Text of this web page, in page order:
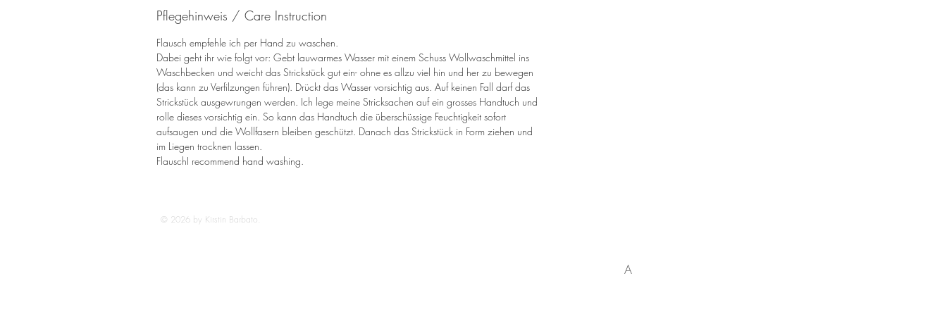
Pflegehinweis / Care Instruction
Flausch empfehle ich per Hand zu waschen.
Dabei geht ihr wie folgt vor: Gebt lauwarmes Wasser mit einem Schuss Wollwaschmittel ins
Waschbecken und weicht das Strickstück gut ein- ohne es allzu viel hin und her zu bewegen
(das kann zu Verfilzungen führen). Drückt das Wasser vorsichtig aus. Auf keinen Fall darf das
Strickstück ausgewrungen werden. Ich lege meine Stricksachen auf ein grosses Handtuch und
rolle dieses vorsichtig ein. So kann das Handtuch die überschüssige Feuchtigkeit sofort
aufsaugen und die Wollfasern bleiben geschützt. Danach das Strickstück in Form ziehen und
im Liegen trocknen lassen.
FlauschI recommend hand washing.
© 2026 by Kirstin Barbato.
A